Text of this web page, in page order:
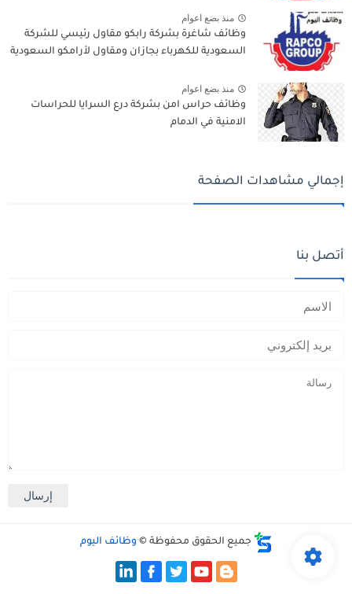
منذ بضع اعوام
وظائف شاغرة بشركة رابكو مقاول رئيسي للشركة
السعودية للكهرباء بجازان ومقاول لأرامكو السعودية
منذ بضع اعوام
وظائف حراس امن بشركة درع السرايا للحراسات
الامنية في الدمام
إجمالي مشاهدات الصفحة
أتصل بنا
جميع الحقوق محفوظة © وظائف اليوم